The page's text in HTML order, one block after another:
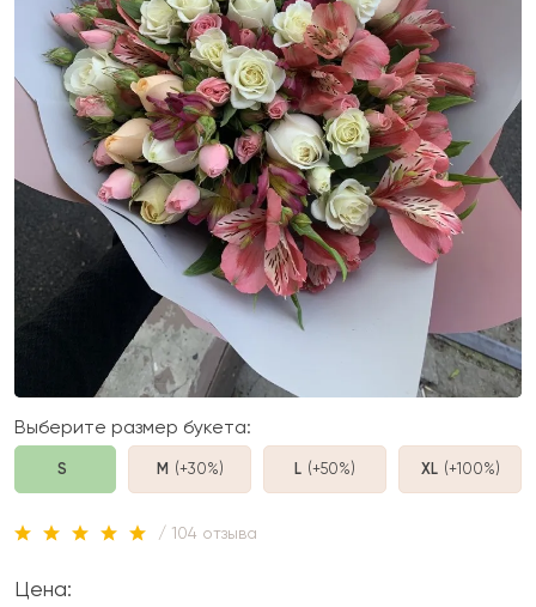
Выберите размер букета:
S M (+30%) L (+50%) XL (+100%)
/ 104 отзыва
Цена: